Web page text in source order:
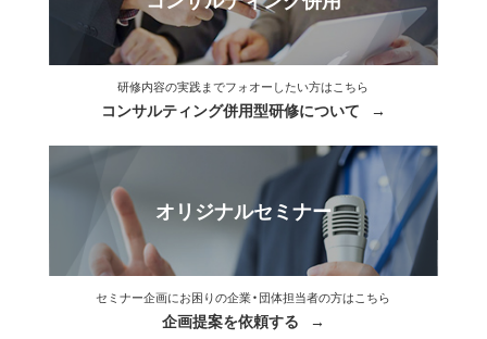
研修内容の実践までフォオーしたい方はこちら
コンサルティング併用型研修について
オリジナルセミナー
セミナー企画にお困りの企業・団体担当者の方はこちら
企画提案を依頼する